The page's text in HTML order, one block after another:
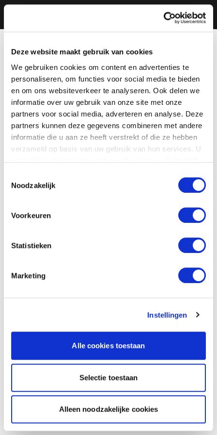
Deze website maakt gebruik van cookies
We gebruiken cookies om content en advertenties te
personaliseren, om functies voor social media te bieden
en om ons websiteverkeer te analyseren. Ook delen we
informatie over uw gebruik van onze site met onze
partners voor social media, adverteren en analyse. Deze
partners kunnen deze gegevens combineren met andere
informatie die u aan ze heeft verstrekt of die ze hebben
verzameld op basis van uw gebruik van hun services. U
Noodzakelijk
Voorkeuren
Statistieken
Marketing
Instellingen
Alle cookies toestaan
Selectie toestaan
Alleen noodzakelijke cookies